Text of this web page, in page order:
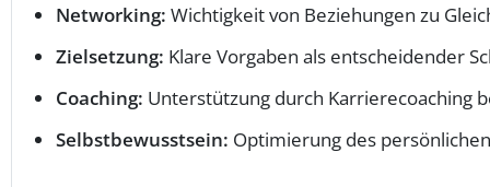
Networking: Wichtigkeit von Beziehungen zu
Zielsetzung: Klare Vorgaben als entscheidender
Coaching: Unterstützung durch Karrierecoaching
Selbstbewusstsein: Optimierung des